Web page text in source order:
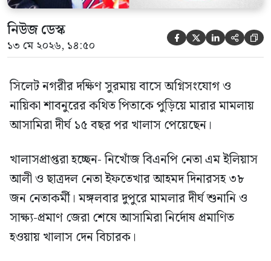
নিউজ ডেস্ক
১৩ মে ২০২৬, ১৪:৫০     
সিলেট নগরীর দক্ষিণ সুরমায় বাসে অগ্নিসংযোগ ও
নায়িকা শাবনুরের কথিত পিতাকে পুড়িয়ে মারার মামলায়
আসামিরা দীর্ঘ ১৫ বছর পর খালাস পেয়েছেন।
খালাসপ্রাপ্তরা হচ্ছেন- নিখোঁজ বিএনপি নেতা এম ইলিয়াস
আলী ও ছাত্রদল নেতা ইফতেখার আহমদ দিনারসহ ৩৮
জন নেতাকর্মী। মঙ্গলবার দুপুরে মামলার দীর্ঘ শুনানি ও
সাক্ষ্য-প্রমাণ জেরা শেষে আসামিরা নির্দোষ প্রমাণিত
হওয়ায় খালাস দেন বিচারক।